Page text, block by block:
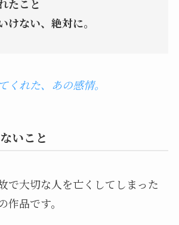
たこと
けない、絶対に。
くれた、あの感情。
いこと
で大切な人を亡くしてしまった
品です。